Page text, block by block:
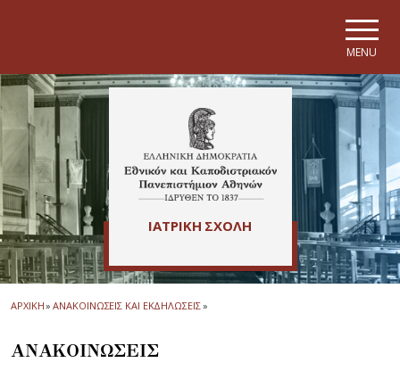
MENU
ΙΑΤΡΙΚΗ ΣΧΟΛΗ
ΑΡΧΙΚΗ» ΑΝΑΚΟΙΝΩΣΕΙΣ ΚΑΙ ΕΚΔΗΛΩΣΕΙΣ»
ΑΝΑΚΟΙΝΩΣΕΙΣ